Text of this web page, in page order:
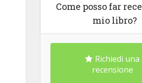
Come posso far
mio libro?
Richiedi una
recensione